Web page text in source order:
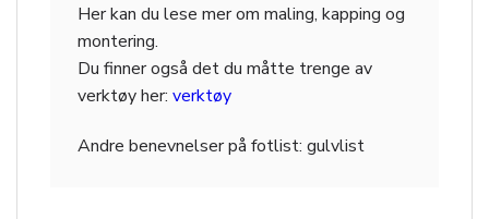
Her kan du lese mer om maling, kapping og
montering.
Du finner også det du måtte trenge av
verktøy her: verktøy
Andre benevnelser på fotlist: gulvlist